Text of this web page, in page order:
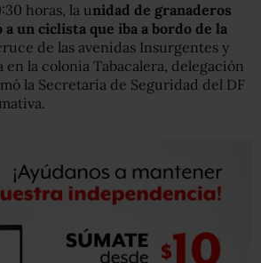
horas, la unidad de granaderos
un ciclista que iba a bordo de la
de las avenidas Insurgentes y
en la colonia Tabacalera, delegación
la Secretaría de Seguridad del DF